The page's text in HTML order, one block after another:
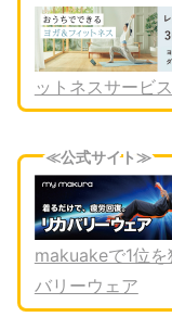
ットネスサービ
≪公式サイト≫
makuakeで1位
バリーウェア